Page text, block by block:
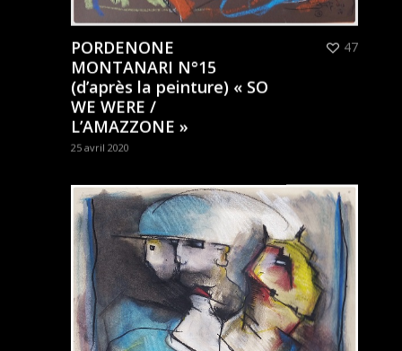
PORDENONE
MONTANARI N°15
(d’après la peinture) « SO
WE WERE /
L’AMAZZONE »
25 avril 2020
47